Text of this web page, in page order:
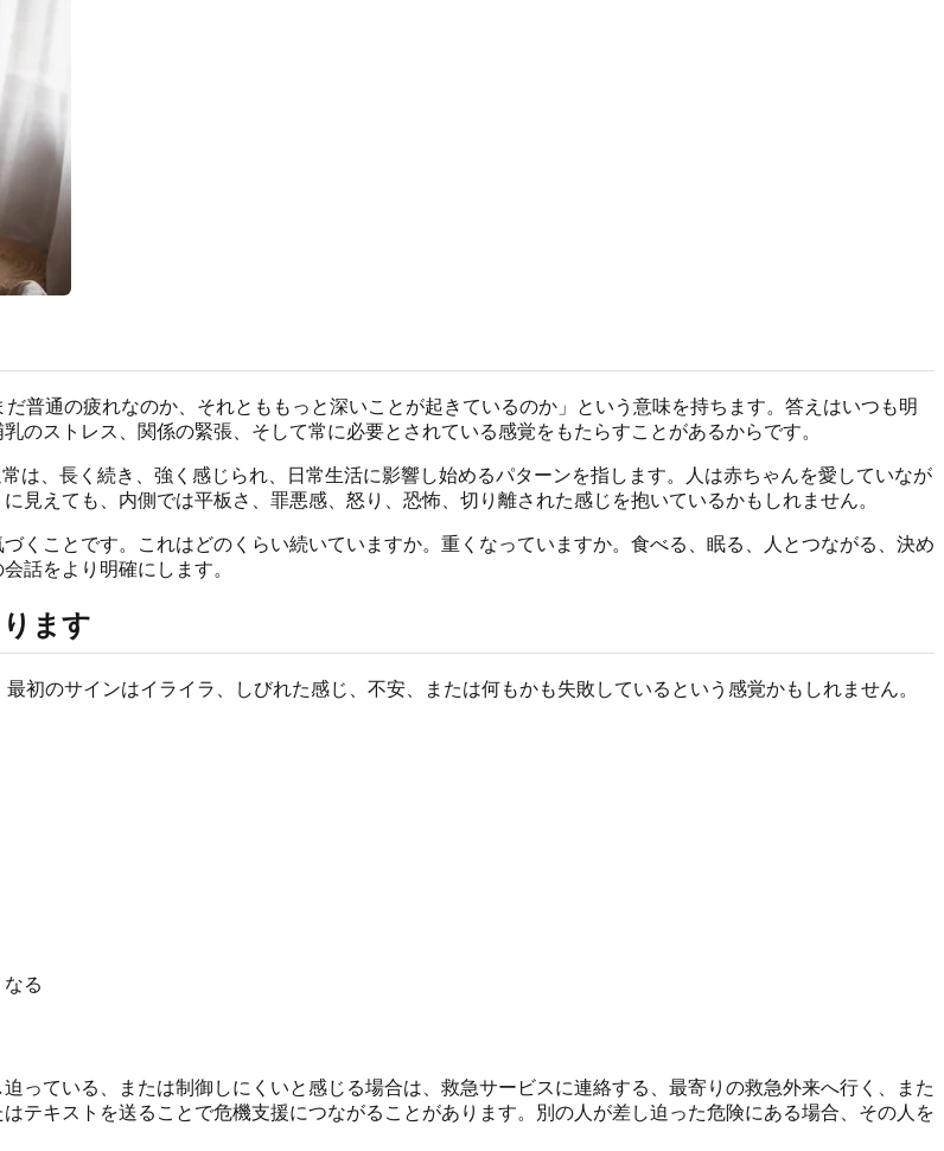
普通の疲れなのか、それとももっと深いことが起きているのか」という意味を持ちます。答えはいつも明
のストレス、関係の緊張、そして常に必要とされている感覚をもたらすことがあるからです。
は、長く続き、強く感じられ、日常生活に影響し始めるパターンを指します。人は赤ちゃんを愛していなが
見えても、内側では平板さ、罪悪感、怒り、恐怖、切り離された感じを抱いているかもしれません。
くことです。これはどのくらい続いていますか。重くなっていますか。食べる、眠る、人とつながる、決め
話をより明確にします。
ます
初のサインはイライラ、しびれた感じ、不安、または何もかも失敗しているという感覚かもしれません。
る
っている、または制御しにくいと感じる場合は、救急サービスに連絡する、最寄りの救急外来へ行く、また
テキストを送ることで危機支援につながることがあります。別の人が差し迫った危険にある場合、その人を